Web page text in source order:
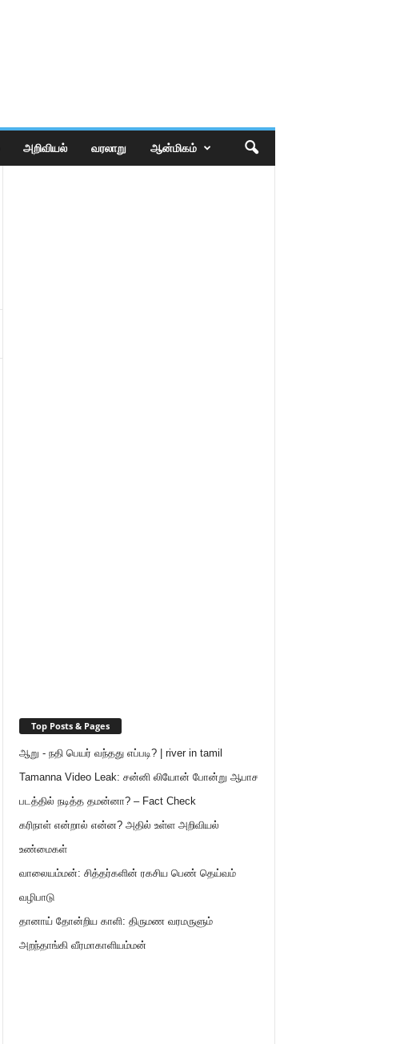
அறிவியல் வரலாறு ஆன்மிகம்
Top Posts & Pages
ஆறு - நதி பெயர் வந்தது எப்படி? | river in tamil
Tamanna Video Leak: சன்னி லியோன் போன்று ஆபாச
படத்தில் நடித்த தமன்னா? – Fact Check
கரிநாள் என்றால் என்ன? அதில் உள்ள அறிவியல்
உண்மைகள்
வாலையம்மன்: சித்தர்களின் ரகசிய பெண் தெய்வம்
வழிபாடு
தானாய் தோன்றிய காளி: திருமண வரமருளும்
அறந்தாங்கி வீரமாகாளியம்மன்